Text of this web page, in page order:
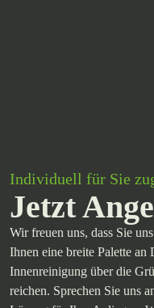
Individuell für Sie
Jetzt
Wir freuen uns, dass Sie
Ihnen eine breite Palette
Innenreinigung über die
reichen. Sprechen Sie uns